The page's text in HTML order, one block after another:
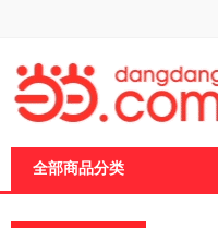
全部商品分类
页